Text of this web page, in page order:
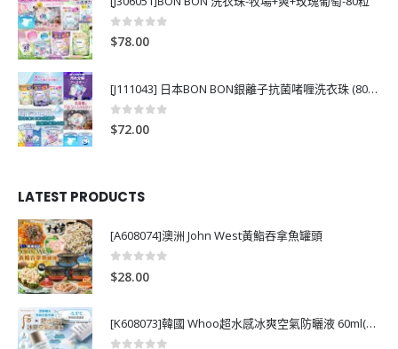
0out of 5
$78.00
[J111043] 日本BON BON銀離子抗菌啫喱洗衣珠 (80粒)
0out of 5
$72.00
LATEST PRODUCTS
[A608074]澳洲 John West黃鮨吞拿魚罐頭
0
$28.00
[K608073]韓國 Whoo超水感冰爽空氣防曬液 60ml(送13ml*4支)